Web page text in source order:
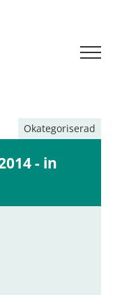
Okategoriserad
- in